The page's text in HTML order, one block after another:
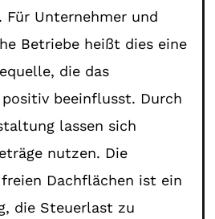
Für Unternehmer und
Betriebe heißt dies eine
die das
positiv beeinflusst. Durch
lassen sich
nutzen. Die
Dachflächen ist ein
die Steuerlast zu